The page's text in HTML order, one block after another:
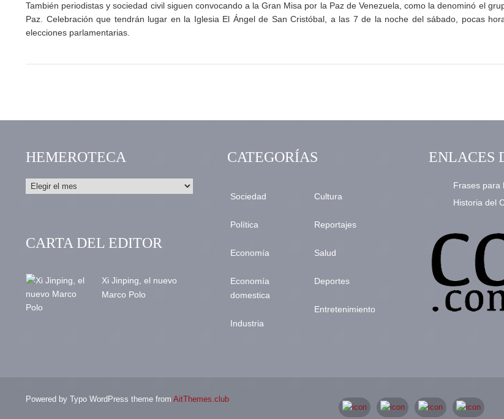
También periodistas y sociedad civil siguen convocando a la Gran Misa por la Paz de Venezuela, como la denominó el
Paz. Celebración que tendrán lugar en la Iglesia El Ángel de San Cristóbal, a las 7 de la noche del sábado, pocas
elecciones parlamentarias.
HEMEROTECA
CARTA DEL EDITOR
Xi Jinping, el nuevo
Marco Polo
CATEGORÍAS
Sociedad
Política
Economía
Economía
domestica
Industria
Cultura
Reportajes
Salud
Deportes
Entretenimiento
ENLACES
Frases para
Historia del
Powered by Typo WordPress theme from AitThemes.club